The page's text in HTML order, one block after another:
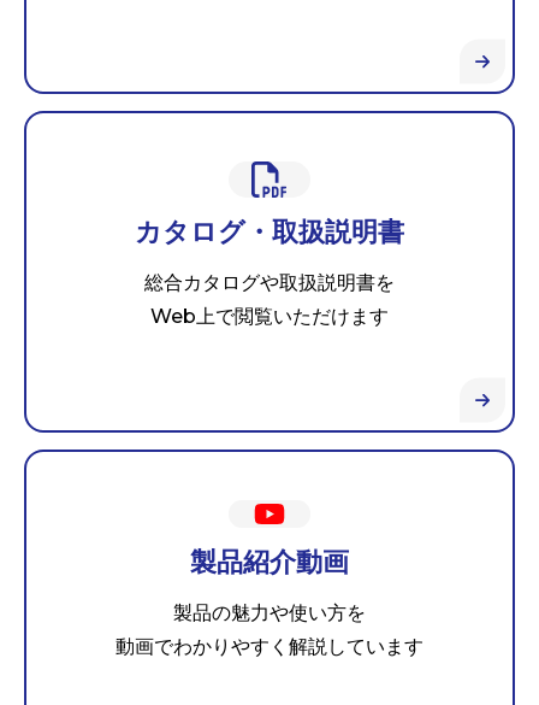
カタログ・取扱説明書
総合カタログや取扱説明書を
Web上で閲覧いただけます
製品紹介動画
製品の魅力や使い方を
動画でわかりやすく解説しています